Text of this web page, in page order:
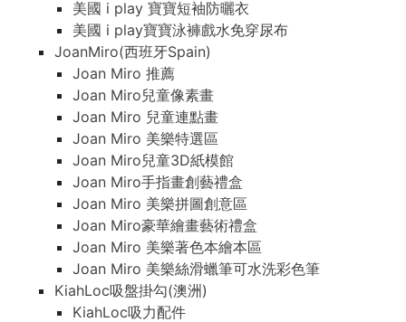
美國 i play 寶寶短袖防曬衣
美國 i play寶寶泳褲戲水免穿尿布
JoanMiro(西班牙Spain)
Joan Miro 推薦
Joan Miro兒童像素畫
Joan Miro 兒童連點畫
Joan Miro 美樂特選區
Joan Miro兒童3D紙模館
Joan Miro手指畫創藝禮盒
Joan Miro 美樂拼圖創意區
Joan Miro豪華繪畫藝術禮盒
Joan Miro 美樂著色本繪本區
Joan Miro 美樂絲滑蠟筆可水洗彩色筆
KiahLoc吸盤掛勾(澳洲)
KiahLoc吸力配件